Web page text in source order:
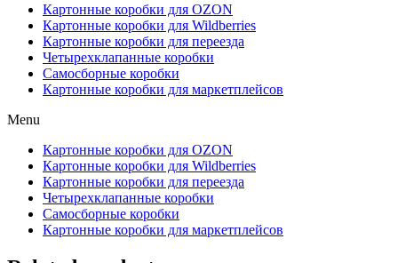
Картонные коробки для OZON
Картонные коробки для Wildberries
Картонные коробки для переезда
Четырехклапанные коробки
Самосборные коробки
Картонные коробки для маркетплейсов
Menu
Картонные коробки для OZON
Картонные коробки для Wildberries
Картонные коробки для переезда
Четырехклапанные коробки
Самосборные коробки
Картонные коробки для маркетплейсов